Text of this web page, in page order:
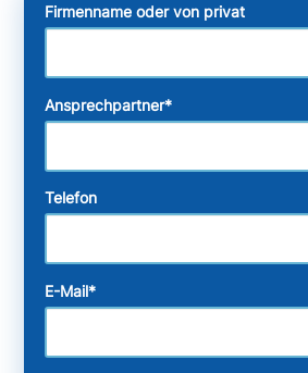
Firmenname oder von privat
Ansprechpartner*
Telefon
E-Mail*